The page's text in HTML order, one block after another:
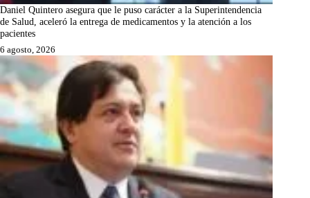
Daniel Quintero asegura que le puso carácter a la Superintendencia
de Salud, aceleró la entrega de medicamentos y la atención a los
pacientes
6 agosto, 2026